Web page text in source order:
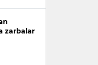
zarbalar